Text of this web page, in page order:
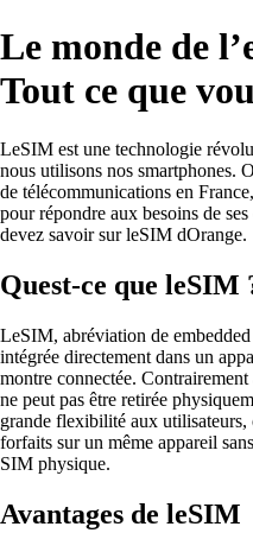
Le monde de
Tout ce que
LeSIM est une technologie
nous utilisons nos smartphones.
de télécommunications en
pour répondre aux besoins de
devez savoir sur leSIM dOrange.
Quest-ce que leSIM
LeSIM, abréviation de
intégrée directement dans un
montre connectée.
ne peut pas être retirée
grande flexibilité aux
forfaits sur un même appareil
SIM physique.
Avantages de leSIM